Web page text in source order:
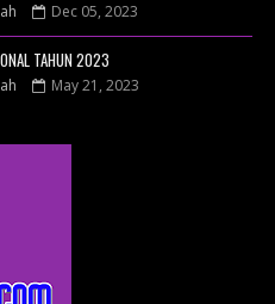
Dec 05, 2023
TAHUN 2023
May 21, 2023